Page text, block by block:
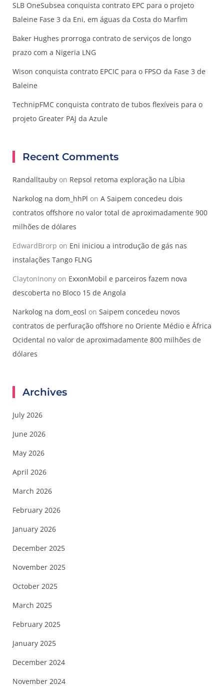
SLB OneSubsea conquista contrato EPC para o projeto
Baleine Fase 3 da Eni, em águas da Costa do Marfim
Baker Hughes prorroga contrato de serviços de longo
prazo com a Nigeria LNG
Wison conquista contrato EPCIC para o FPSO da Fase 3 de
Baleine
TechnipFMC conquista contrato de tubos flexíveis para o
projeto Greater PAJ da Azule
Recent Comments
Randalltauby on Repsol retoma exploração na Líbia
Narkolog na dom_hhPl on A Saipem concedeu dois
contratos offshore no valor total de aproximadamente 900
milhões de dólares
EdwardBrorp on Eni iniciou a introdução de gás nas
instalações Tango FLNG
ClaytonInony on ExxonMobil e parceiros fazem nova
descoberta no Bloco 15 de Angola
Narkolog na dom_eosl on Saipem concedeu novos
contratos de perfuração offshore no Oriente Médio e África
Ocidental no valor de aproximadamente 800 milhões de
dólares
Archives
July 2026
June 2026
May 2026
April 2026
March 2026
February 2026
January 2026
December 2025
November 2025
October 2025
March 2025
February 2025
January 2025
December 2024
November 2024